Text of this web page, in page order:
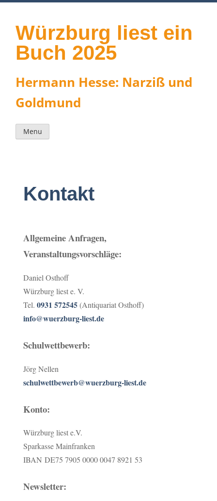
Skip
Würzburg liest ein
Buch 2025
Hermann Hesse: Narziß und
Goldmund
Menu
Kontakt
Allgemeine Anfragen,
Veranstaltungsvorschläge:
Daniel Osthoff
Würzburg liest e. V.
Tel.0931 572545(Antiquariat Osthoff)
info@wuerzburg-liest.de
Schulwettbewerb:
Jörg Nellen
schulwettbewerb@wuerzburg-liest.de
Konto:
Würzburg liest e.V.
Sparkasse Mainfranken
IBAN DE75 7905 0000 0047 8921 53
Newsletter: